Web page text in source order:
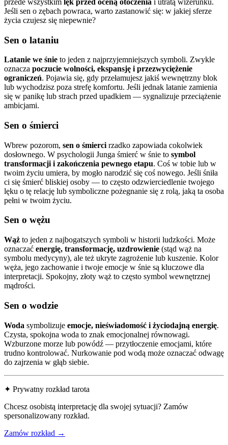
Jeśli sen o zębach powraca, warto zastanowić się: w jakiej sferze
życia czujesz się niepewnie?
Sen o lataniu
Latanie we śnie to jeden z najprzyjemniejszych symboli. Zwykle
oznacza poczucie wolności, ekspansję i przezwyciężenie
ograniczeń. Pojawia się, gdy przełamujesz jakiś wewnętrzny blok
lub wychodzisz poza strefę komfortu. Jeśli jednak latanie zamienia
się w panikę lub strach przed upadkiem — sygnalizuje przeciążenie
ambicjami.
Sen o śmierci
Wbrew pozorom, sen o śmierci rzadko zapowiada cokolwiek
dosłownego. W psychologii Junga śmierć w śnie to symbol
transformacji i zakończenia pewnego etapu. Coś w tobie lub w
twoim życiu umiera, by mogło narodzić się coś nowego. Jeśli śniła
ci się śmierć bliskiej osoby — to często odzwierciedlenie twojego
lęku o tę relację lub symboliczne pożegnanie się z rolą, jaką ta osoba
pełni w twoim życiu.
Sen o wężu
Wąż to jeden z najbogatszych symboli w historii ludzkości. Może
oznaczać energię, transformację, uzdrowienie (stąd wąż na
symbolu medycyny), ale też ukryte zagrożenie lub kuszenie. Kolor
węża, jego zachowanie i twoje emocje w śnie są kluczowe dla
interpretacji. Spokojny, złoty wąż to często symbol wewnętrznej
mądrości.
Sen o wodzie
Woda symbolizuje emocje, nieświadomość i życiodajną energię.
Czysta, spokojna woda to znak emocjonalnej równowagi.
Wzburzone morze lub powódź — przytłoczenie emocjami, które
trudno kontrolować. Nurkowanie pod wodą może oznaczać odwagę
do zajrzenia w głąb siebie.
✦ Prywatny rozkład tarota
Chcesz osobistą interpretację dla swojej sytuacji? Zamów
spersonalizowany rozkład.
Zamów rozkład →